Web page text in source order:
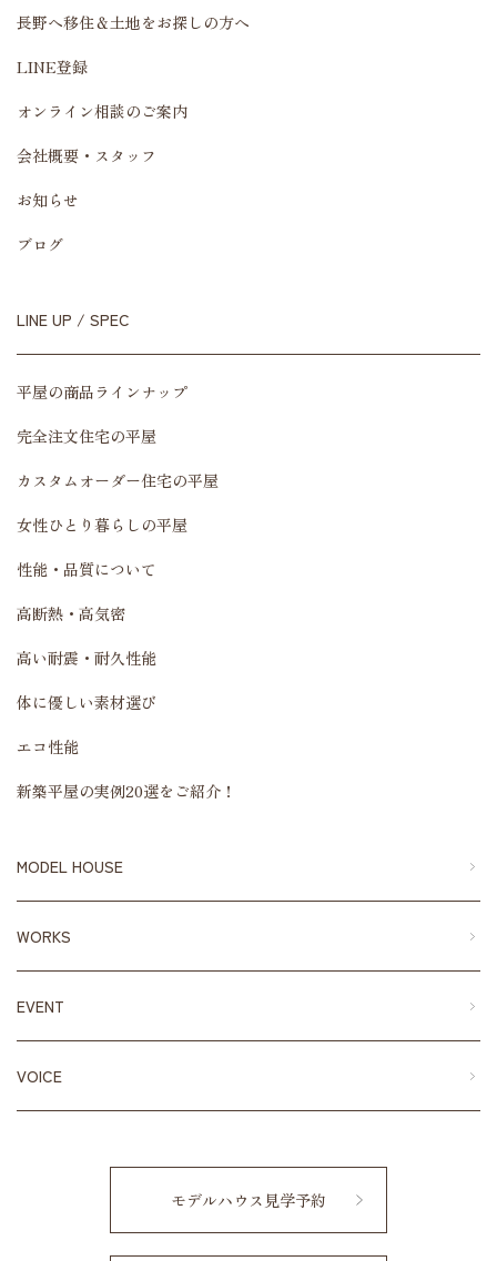
長野へ移住＆土地をお探しの方へ
LINE登録
オンライン相談のご案内
会社概要・スタッフ
お知らせ
ブログ
LINE UP / SPEC
平屋の商品ラインナップ
完全注文住宅の平屋
カスタムオーダー住宅の平屋
女性ひとり暮らしの平屋
性能・品質について
高断熱・高気密
高い耐震・耐久性能
体に優しい素材選び
エコ性能
新築平屋の実例20選をご紹介！
MODEL HOUSE
WORKS
EVENT
VOICE
モデルハウス見学予約